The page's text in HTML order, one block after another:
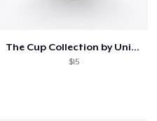
The Cup Collection by Unicorn Bat
$15